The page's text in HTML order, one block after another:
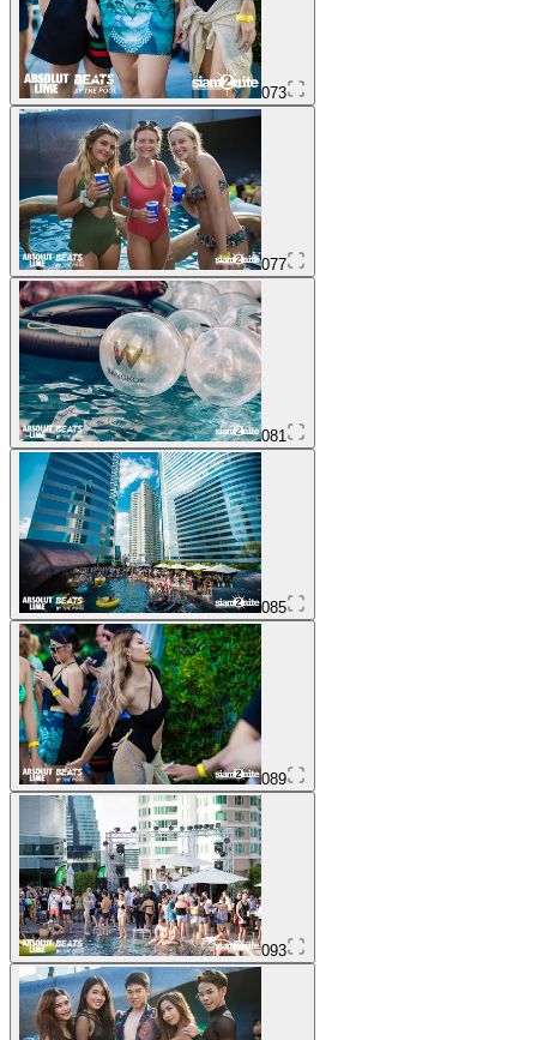
073
077
081
085
089
093